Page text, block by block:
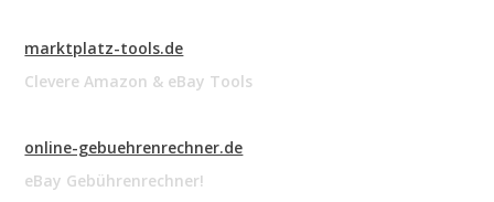
marktplatz-tools.de
Clevere Amazon & eBay Tools
online-gebuehrenrechner.de
eBay Gebührenrechner!